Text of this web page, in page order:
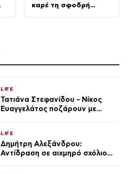
καρέ τη σφοδρή
LIFE
Τατιάνα Στεφανίδου – Νίκος
Ευαγγελάτος ποζάρουν με
LIFE
Δημήτρη Αλεξάνδρου:
Αντίδραση σε αιχμηρό σχόλιο